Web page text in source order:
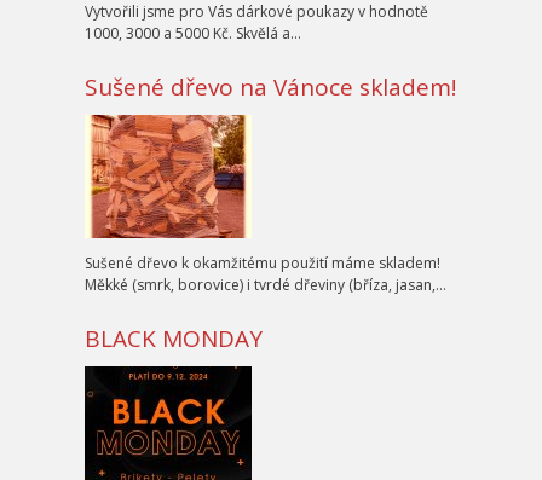
Vytvořili jsme pro Vás dárkové poukazy v hodnotě
1000, 3000 a 5000 Kč. Skvělá a…
Sušené dřevo na Vánoce skladem!
Sušené dřevo k okamžitému použití máme skladem!
Měkké (smrk, borovice) i tvrdé dřeviny (bříza, jasan,…
BLACK MONDAY